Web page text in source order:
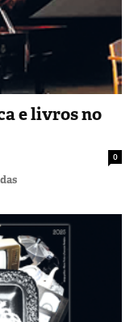
e livros no
0